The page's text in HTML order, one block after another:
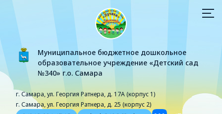
Муниципальное бюджетное дошкольное
образовательное учреждение «Детский сад
№340» г.о. Самара
г. Самара, ул. Георгия Ратнера, д. 17А (корпус 1)
г. Самара, ул. Георгия Ратнера, д. 25 (корпус 2)